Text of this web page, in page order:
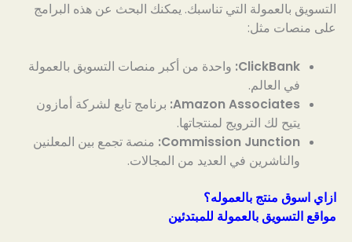
التسويق بالعمولة التي تناسبك. يمكنك البحث عن هذه البرامج
على منصات مثل:
ClickBank: واحدة من أكبر منصات التسويق بالعمولة
في العالم.
Amazon Associates: برنامج تابع لشركة أمازون
يتيح لك الترويج لمنتجاتها.
Commission Junction: منصة تجمع بين المعلنين
والناشرين في العديد من المجالات.
ازاي اسوق منتج بالعموله؟
مواقع التسويق بالعمولة للمبتدئين